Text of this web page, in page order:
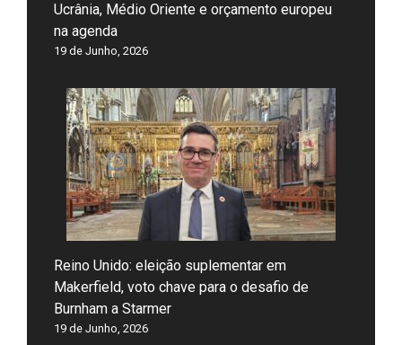
Ucrânia, Médio Oriente e orçamento europeu
na agenda
19 de Junho, 2026
Reino Unido: eleição suplementar em
Makerfield, voto chave para o desafio de
Burnham a Starmer
19 de Junho, 2026